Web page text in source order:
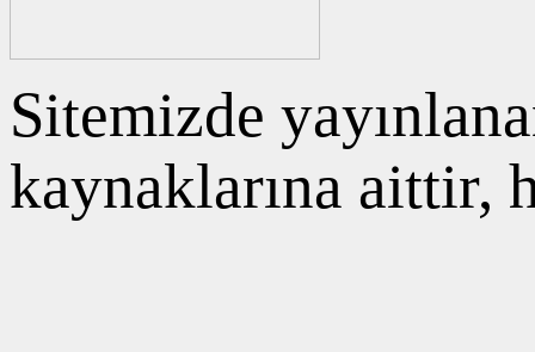
Sitemizde
kaynaklarına aittir,